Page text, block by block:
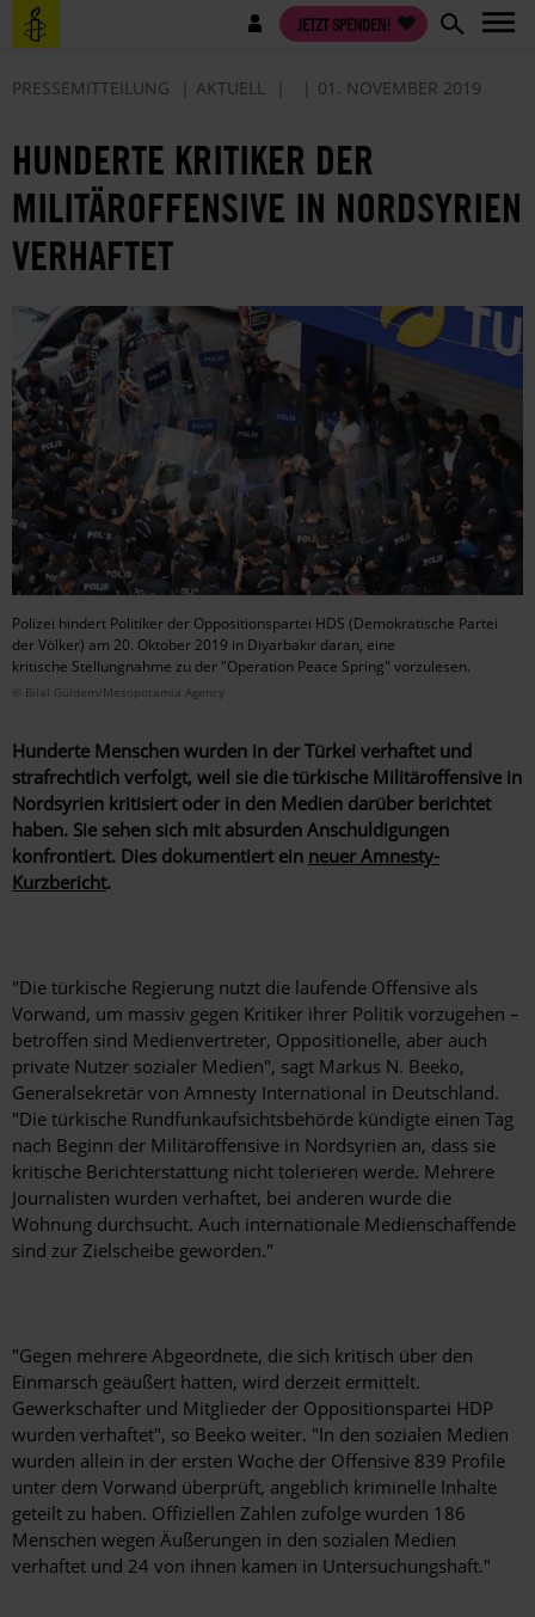
Direkt
zum
Benutzermenü JETZT SPENDEN!
PRESSEMITTEILUNG AKTUELL 01. NOVEMBER 2019
HUNDERTE KRITIKER DER
MILITÄROFFENSIVE IN NORDSYRIEN
VERHAFTET
Polizei hindert Politiker der Oppositionspartei HDS (Demokratische Partei
der Völker) am 20. Oktober 2019 in Diyarbakır daran, eine
kritische Stellungnahme zu der "Operation Peace Spring" vorzulesen.
© Bilal Güldem/Mesopotamia Agency
Hunderte Menschen wurden in der Türkei verhaftet und
strafrechtlich verfolgt, weil sie die türkische Militäroffensive in
Nordsyrien kritisiert oder in den Medien darüber berichtet
haben. Sie sehen sich mit absurden Anschuldigungen
konfrontiert. Dies dokumentiert ein neuer Amnesty-
Kurzbericht.
"Die türkische Regierung nutzt die laufende Offensive als
Vorwand, um massiv gegen Kritiker ihrer Politik vorzugehen –
betroffen sind Medienvertreter, Oppositionelle, aber auch
private Nutzer sozialer Medien", sagt Markus N. Beeko,
Generalsekretär von Amnesty International in Deutschland.
"Die türkische Rundfunkaufsichtsbehörde kündigte einen Tag
nach Beginn der Militäroffensive in Nordsyrien an, dass sie
kritische Berichterstattung nicht tolerieren werde. Mehrere
Journalisten wurden verhaftet, bei anderen wurde die
Wohnung durchsucht. Auch internationale Medienschaffende
sind zur Zielscheibe geworden."
"Gegen mehrere Abgeordnete, die sich kritisch über den
Einmarsch geäußert hatten, wird derzeit ermittelt.
Gewerkschafter und Mitglieder der Oppositionspartei HDP
wurden verhaftet", so Beeko weiter. "In den sozialen Medien
wurden allein in der ersten Woche der Offensive 839 Profile
unter dem Vorwand überprüft, angeblich kriminelle Inhalte
geteilt zu haben. Offiziellen Zahlen zufolge wurden 186
Menschen wegen Äußerungen in den sozialen Medien
verhaftet und 24 von ihnen kamen in Untersuchungshaft."